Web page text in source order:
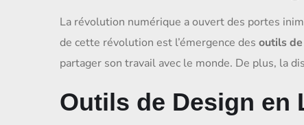
La révolution numérique a ouvert des portes
de cette révolution est l’émergence des outils
partager son travail avec le monde. De plus, la
Outils de Design en